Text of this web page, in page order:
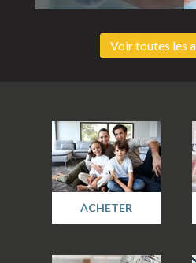
Voir toutes les
ACHETER